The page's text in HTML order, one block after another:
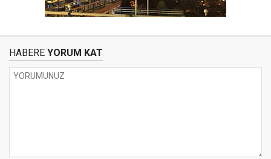
HABERE YORUM KAT